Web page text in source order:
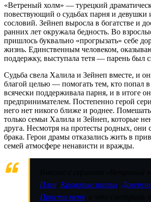
«Ветреный холм» — турецкий
повествующий о судьбах парня и девушки
сословий. Зейнеп выросла в богатстве и
ранних лет окружала бедность. Во
пришлось буквально «прогрызать» себе
жизнь. Единственным человеком,
поддержку, выступала тетя — парень был
Судьба свела Халила и Зейнеп вместе, и
благой целью — помогать тем, кто попал
всячески поддерживала парня, и в итоге
предпринимателем. Постепенно герой
него нет никого ближе и роднее.
только семьи Халила и Зейнеп, которые
друга. Несмотря на протесты родных, они
брака. Герои драмы отказались жить в
семей атмосфере ненависти и вражды.
Плен Кровавые цветы
Прости меня